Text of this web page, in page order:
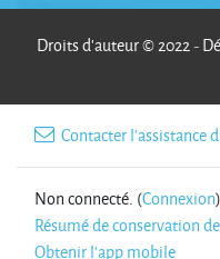
Droits d'auteur © 2022 -
Contacter l'assistance
Non connecté. (Connexion)
Résumé de conservation
Obtenir l'app mobile